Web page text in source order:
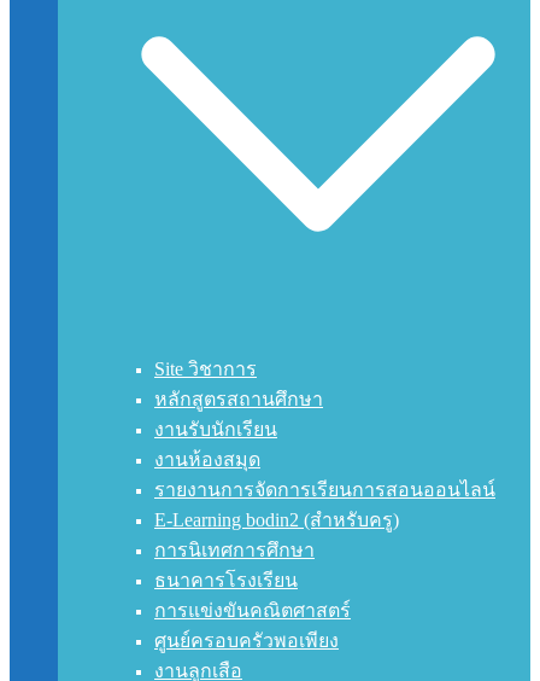
Site วิชาการ
หลักสูตรสถานศึกษา
งานรับนักเรียน
งานห้องสมุด
รายงานการจัดการเรียนการสอนออนไลน์
E-Learning bodin2 (สำหรับครู)
การนิเทศการศึกษา
ธนาคารโรงเรียน
การแข่งขันคณิตศาสตร์
ศูนย์ครอบครัวพอเพียง
งานลูกเสือ